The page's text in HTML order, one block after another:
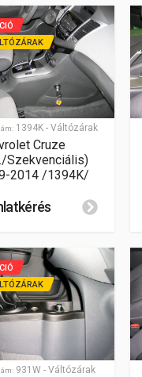
1394K - Váltózárak
Cruze
Szekvenciális)
2014 /1394K/
931W - Váltózárak